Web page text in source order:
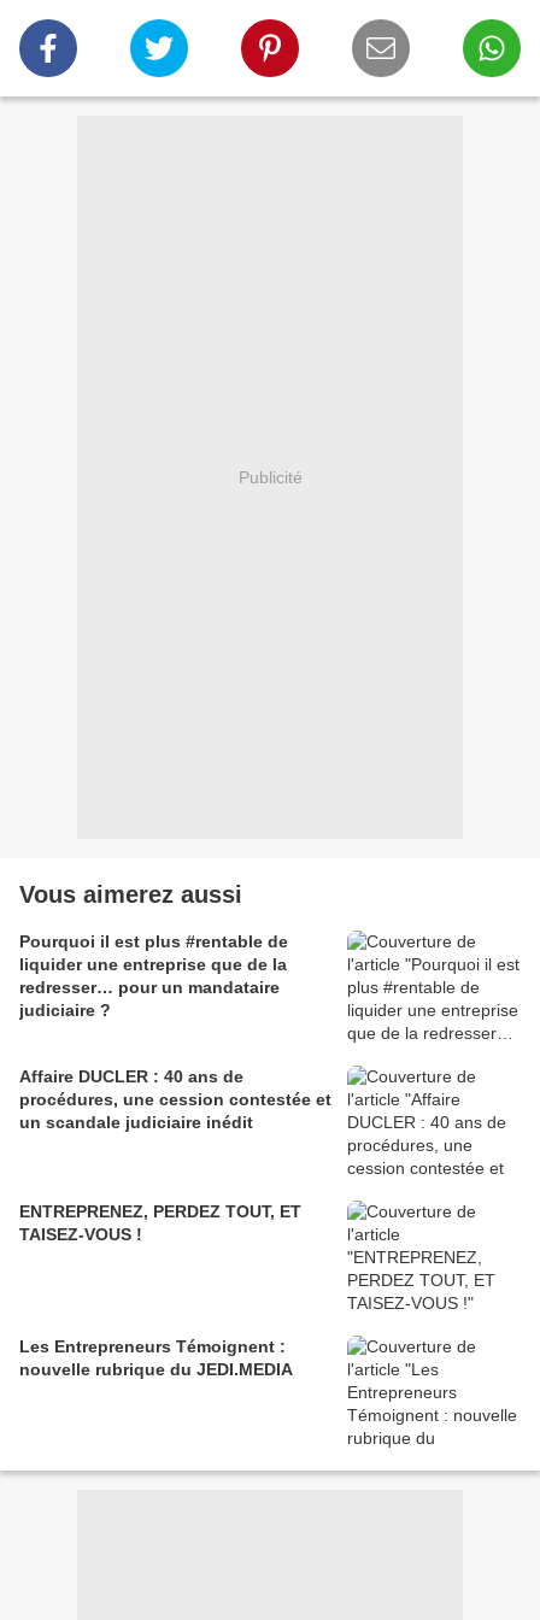
Publicité
Vous aimerez aussi
Pourquoi il est plus #rentable de
liquider une entreprise que de la
redresser… pour un mandataire
judiciaire ?
Affaire DUCLER : 40 ans de
procédures, une cession contestée et
un scandale judiciaire inédit
ENTREPRENEZ, PERDEZ TOUT, ET
TAISEZ-VOUS !
Les Entrepreneurs Témoignent :
nouvelle rubrique du JEDI.MEDIA